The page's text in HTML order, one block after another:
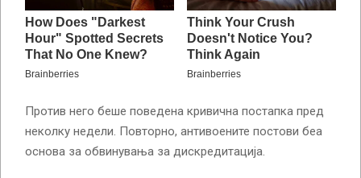
Против него беше поведена кривична постапка пред
неколку недели. Повторно, антивоените постови беа
основа за обвинувања за дискредитација.